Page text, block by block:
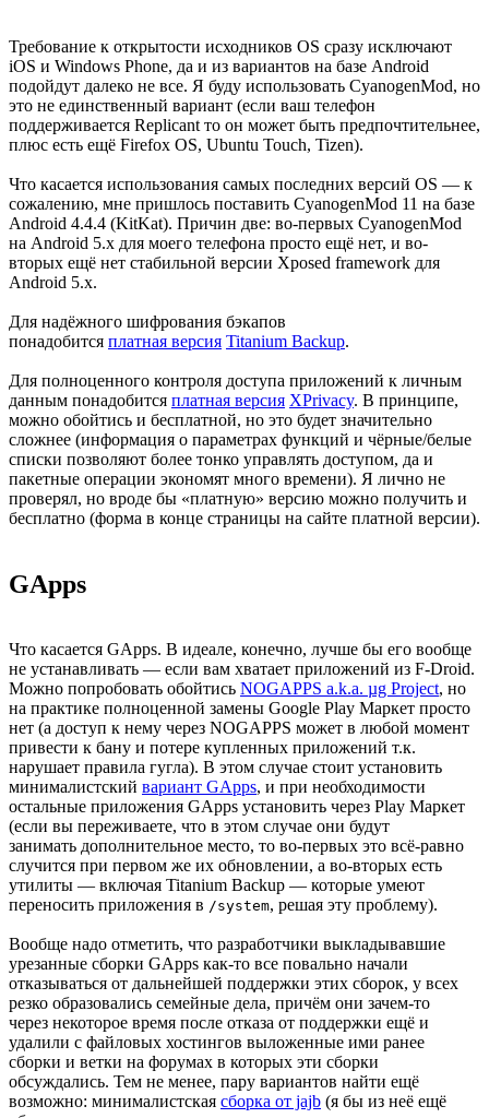
Требование к открытости исходников OS сразу исключают
iOS и Windows Phone, да и из вариантов на базе Android
подойдут далеко не все. Я буду использовать CyanogenMod, но
это не единственный вариант (если ваш телефон
поддерживается Replicant то он может быть предпочтительнее,
плюс есть ещё Firefox OS, Ubuntu Touch, Tizen).
Что касается использования самых последних версий OS — к
сожалению, мне пришлось поставить CyanogenMod 11 на базе
Android 4.4.4 (KitKat). Причин две: во-первых CyanogenMod
на Android 5.x для моего телефона просто ещё нет, и во-
вторых ещё нет стабильной версии Xposed framework для
Android 5.x.
Для надёжного шифрования бэкапов
понадобится платная версия Titanium Backup.
Для полноценного контроля доступа приложений к личным
данным понадобится платная версия XPrivacy. В принципе,
можно обойтись и бесплатной, но это будет значительно
сложнее (информация о параметрах функций и чёрные/белые
списки позволяют более тонко управлять доступом, да и
пакетные операции экономят много времени). Я лично не
проверял, но вроде бы «платную» версию можно получить и
бесплатно (форма в конце страницы на сайте платной версии).
GApps
Что касается GApps. В идеале, конечно, лучше бы его вообще
не устанавливать — если вам хватает приложений из F-Droid.
Можно попробовать обойтись NOGAPPS a.k.a. µg Project, но
на практике полноценной замены Google Play Маркет просто
нет (а доступ к нему через NOGAPPS может в любой момент
привести к бану и потере купленных приложений т.к.
нарушает правила гугла). В этом случае стоит установить
минималистский вариант GApps, и при необходимости
остальные приложения GApps установить через Play Маркет
(если вы переживаете, что в этом случае они будут
занимать дополнительное место, то во-первых это всё-равно
случится при первом же их обновлении, а во-вторых есть
утилиты — включая Titanium Backup — которые умеют
переносить приложения в /system, решая эту проблему).
Вообще надо отметить, что разработчики выкладывавшие
урезанные сборки GApps как-то все повально начали
отказываться от дальнейшей поддержки этих сборок, у всех
резко образовались семейные дела, причём они зачем-то
через некоторое время после отказа от поддержки ещё и
удалили с файловых хостингов выложенные ими ранее
сборки и ветки на форумах в которых эти сборки
обсуждались. Тем не менее, пару вариантов найти ещё
возможно: минималистская сборка от jajb (я бы из неё ещё